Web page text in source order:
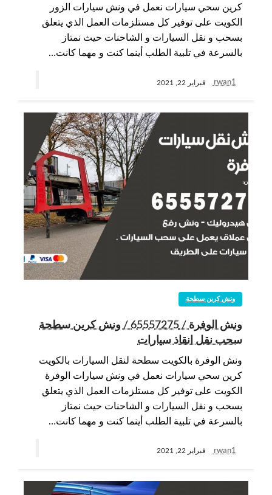
كرين سحي سيارات نعمل في ونش سيارات الزور
الكويت على توفير كل مستلزمات العمل الذي يتعلق
بسحب و نقل السيارات و الشاحنات حيث نمتاز
بالسرعة في تلبية الطلب أينما كنت و مهما كانت…
rwan1 فبراير 22, 2021
ونش كرين سطحة
ونش الوفرة / 65557275 / ونش كرين سطحة
سحب نقل انقاذ سيارات
ونش الوفرة بالكويت سطحة لنقل السيارات بالكويت
كرين سحي سيارات نعمل في ونش سيارات الوفرة
الكويت على توفير كل مستلزمات العمل الذي يتعلق
بسحب و نقل السيارات و الشاحنات حيث نمتاز
بالسرعة في تلبية الطلب أينما كنت و مهما كانت…
rwan1 فبراير 22, 2021